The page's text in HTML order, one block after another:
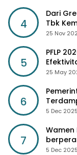
4
Dari
Tbk
Depan
25 Nov
5
PFLP
25 May
6
5 Dec
7
Wamen
5 Dec